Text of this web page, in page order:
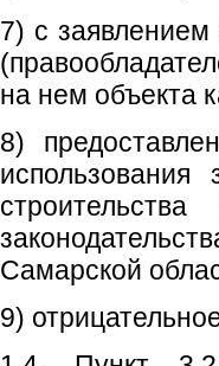
7) с
на нем объекта
8)
использования
Самарской
9)